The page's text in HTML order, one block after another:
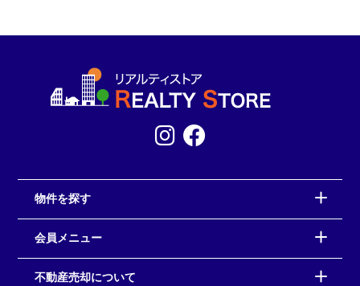
物件を探す
会員メニュー
不動産売却について